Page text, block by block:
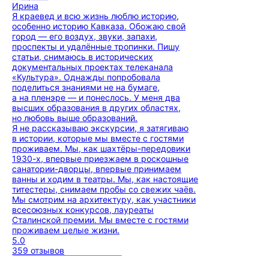
Ирина
Я краевед и всю жизнь люблю историю,
особенно историю Кавказа. Обожаю свой
город — его воздух, звуки, запахи,
проспекты и удалённые тропинки. Пишу
статьи, снимаюсь в исторических
документальных проектах телеканала
«Культура». Однажды попробовала
поделиться знаниями не на бумаге,
а на пленэре — и понеслось. У меня два
высших образования в других областях,
но любовь выше образований.
Я не рассказываю экскурсии, я затягиваю
в истории, которые мы вместе с гостями
проживаем. Мы, как шахтёры-передовики
1930-х, впервые приезжаем в роскошные
санатории-дворцы, впервые принимаем
ванны и ходим в театры. Мы, как настоящие
титестеры, снимаем пробы со свежих чаёв.
Мы смотрим на архитектуру, как участники
всесоюзных конкурсов, лауреаты
Сталинской премии. Мы вместе с гостями
проживаем целые жизни.
5.0
359 отзывов